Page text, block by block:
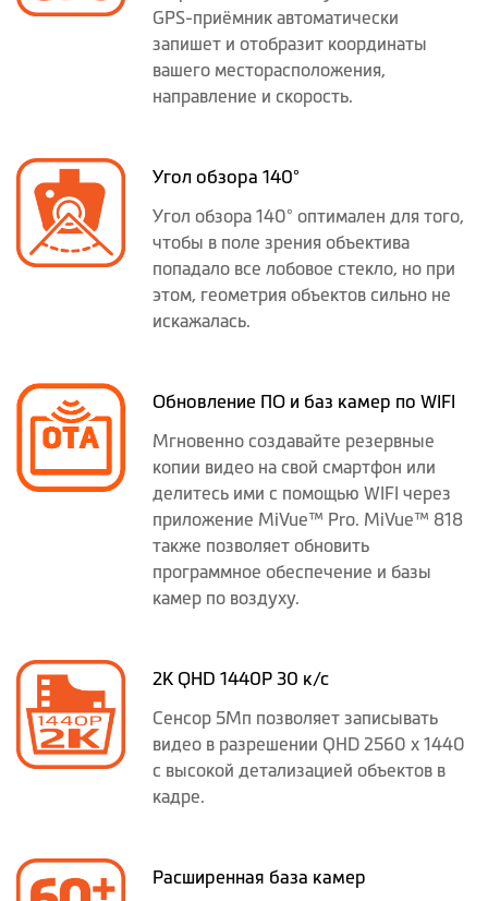
GPS-приёмник автоматически
запишет и отобразит координаты
вашего месторасположения,
направление и скорость.
Угол обзора 140°
Угол обзора 140° оптимален для того,
чтобы в поле зрения объектива
попадало все лобовое стекло, но при
этом, геометрия объектов сильно не
искажалась.
Обновление ПО и баз камер по WIFI
Мгновенно создавайте резервные
копии видео на свой смартфон или
делитесь ими с помощью WIFI через
приложение MiVue™ Pro. MiVue™ 818
также позволяет обновить
программное обеспечение и базы
камер по воздуху.
2K QHD 1440P 30 к/с
Сенсор 5Мп позволяет записывать
видео в разрешении QHD 2560 x 1440
с высокой детализацией объектов в
кадре.
Расширенная база камер